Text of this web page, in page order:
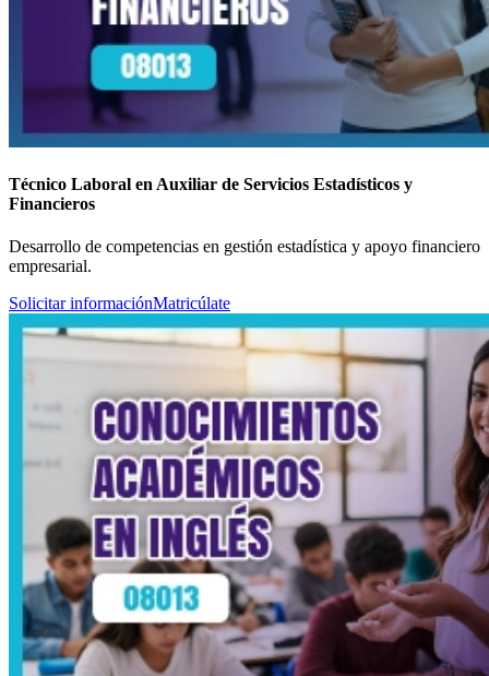
Técnico Laboral en Auxiliar de Servicios Estadísticos y
Financieros
Desarrollo de competencias en gestión estadística y apoyo financiero
empresarial.
Solicitar informaciónMatricúlate